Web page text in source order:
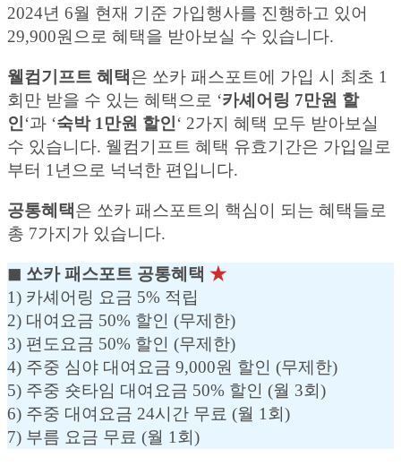
2024년 6월 현재 기준 가입행사를 진행하고 있어
29,900원으로 혜택을 받아보실 수 있습니다.
웰컴기프트 혜택은 쏘카 패스포트에 가입 시 최초 1
회만 받을 수 있는 혜택으로 ‘카셰어링 7만원 할
인‘과 ‘숙박 1만원 할인‘ 2가지 혜택 모두 받아보실
수 있습니다. 웰컴기프트 혜택 유효기간은 가입일로
부터 1년으로 넉넉한 편입니다.
공통혜택은 쏘카 패스포트의 핵심이 되는 혜택들로
총 7가지가 있습니다.
◼︎ 쏘카 패스포트 공통혜택 ★
1) 카셰어링 요금 5% 적립
2) 대여요금 50% 할인 (무제한)
3) 편도요금 50% 할인 (무제한)
4) 주중 심야 대여요금 9,000원 할인 (무제한)
5) 주중 숏타임 대여요금 50% 할인 (월 3회)
6) 주중 대여요금 24시간 무료 (월 1회)
7) 부름 요금 무료 (월 1회)